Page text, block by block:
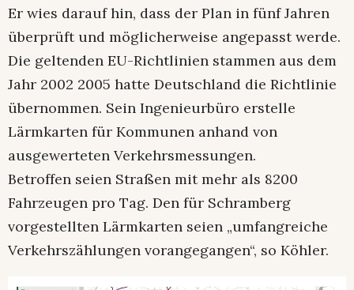
Er wies darauf hin, dass der Plan in fünf Jahren
überprüft und möglicherweise angepasst werde.
Die geltenden EU-Richtlinien stammen aus dem
Jahr 2002 2005 hatte Deutschland die Richtlinie
übernommen. Sein Ingenieurbüro erstelle
Lärmkarten für Kommunen anhand von
ausgewerteten Verkehrsmessungen.
Betroffen seien Straßen mit mehr als 8200
Fahrzeugen pro Tag. Den für Schramberg
vorgestellten Lärmkarten seien „umfangreiche
Verkehrszählungen vorangegangen“, so Köhler.